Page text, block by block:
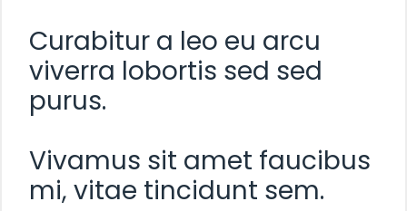
Curabitur a leo eu arcu
viverra lobortis sed sed
purus.
Vivamus sit amet faucibus
mi, vitae tincidunt sem.